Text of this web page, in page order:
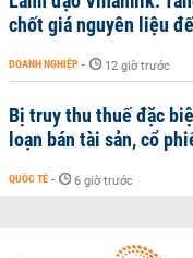
chốt giá nguyên liệu
DOANH NGHIỆP - 12 giờ trước
Bị truy thu thuế đặc
loạn bán tài sản, cổ
QUỐC TẾ - 6 giờ trước